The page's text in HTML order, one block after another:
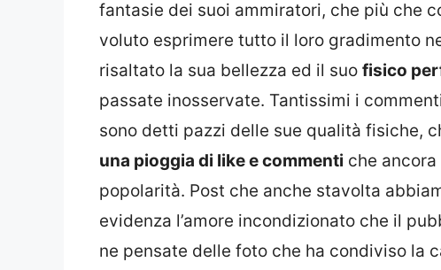
fantasie dei suoi ammiratori, che più che
voluto esprimere tutto il loro gradimento
risaltato la sua bellezza ed il suo fisico
passate inosservate. Tantissimi i
sono detti pazzi delle sue qualità fisiche,
una pioggia di like e commenti che
popolarità. Post che anche stavolta
evidenza l’amore incondizionato che il
ne pensate delle foto che ha condiviso la